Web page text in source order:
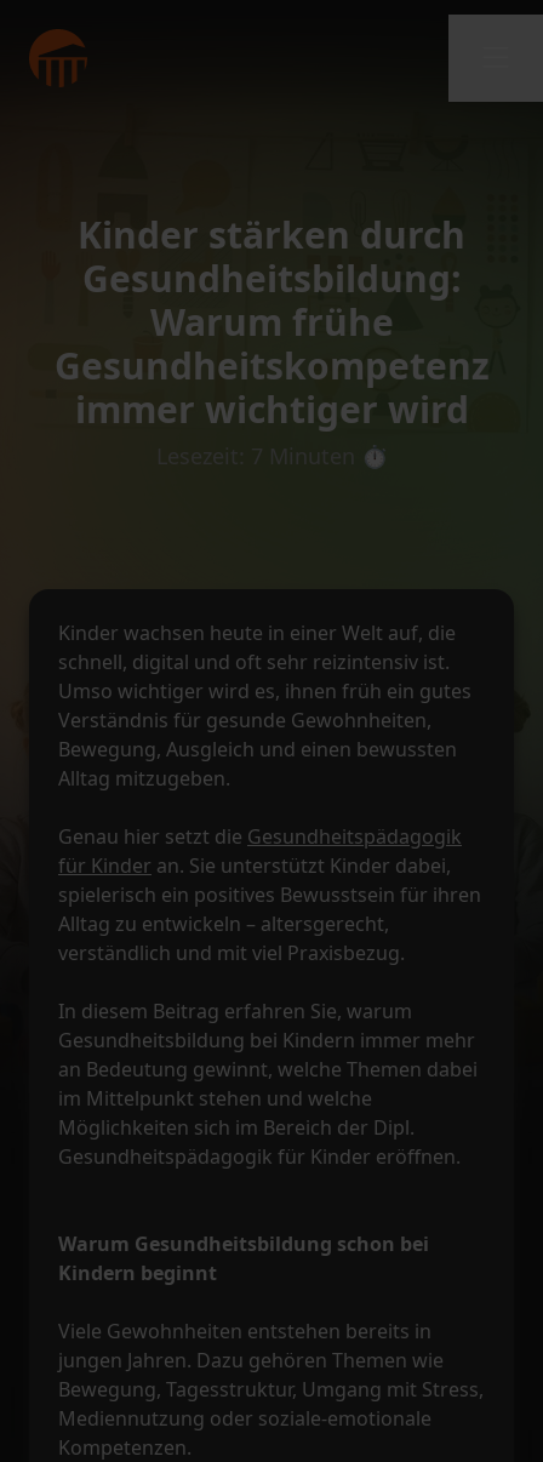
Kinder stärken durch
Gesundheitsbildung:
Warum frühe
Gesundheitskompetenz
immer wichtiger wird
Lesezeit: 7 Minuten ⏱️
Kinder wachsen heute in einer Welt auf, die
schnell, digital und oft sehr reizintensiv ist.
Umso wichtiger wird es, ihnen früh ein gutes
Verständnis für gesunde Gewohnheiten,
Bewegung, Ausgleich und einen bewussten
Alltag mitzugeben.
Genau hier setzt die Gesundheitspädagogik
für Kinder an. Sie unterstützt Kinder dabei,
spielerisch ein positives Bewusstsein für ihren
Alltag zu entwickeln – altersgerecht,
verständlich und mit viel Praxisbezug.
In diesem Beitrag erfahren Sie, warum
Gesundheitsbildung bei Kindern immer mehr
an Bedeutung gewinnt, welche Themen dabei
im Mittelpunkt stehen und welche
Möglichkeiten sich im Bereich der Dipl.
Gesundheitspädagogik für Kinder eröffnen.
Warum Gesundheitsbildung schon bei
Kindern beginnt
Viele Gewohnheiten entstehen bereits in
jungen Jahren. Dazu gehören Themen wie
Bewegung, Tagesstruktur, Umgang mit Stress,
Mediennutzung oder soziale-emotionale
Kompetenzen.